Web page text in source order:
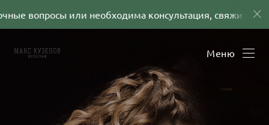
вопросы или необходима консультация, свяжитесь
Меню